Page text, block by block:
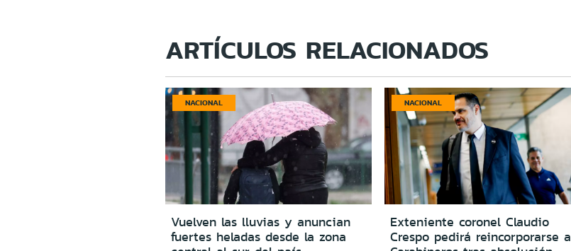
ARTÍCULOS RELACIONADOS
NACIONAL
Vuelven las lluvias y anuncian
fuertes heladas desde la zona
NACIONAL
Exteniente coronel Claudio
Crespo pedirá reincorporarse a